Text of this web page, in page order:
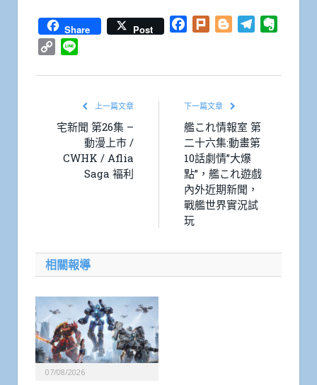
Share Post Facebook
Plurk BloggerTelegram
Copy
上一篇文章
宅新聞 第26集 –
動漫上市 /
CWHK / Aflia
Saga 褔利
下一篇文章
艦これ情報室 第
二十六集:動畫第
10話劇情”大爆
點”，艦これ遊戲
內外近期新聞，
戰艦世界實況試
玩
相關報導
07/08/2026